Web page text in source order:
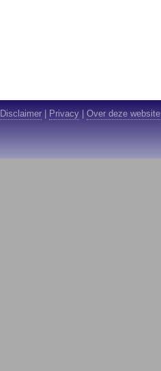
Disclaimer | Privacy | Over deze website